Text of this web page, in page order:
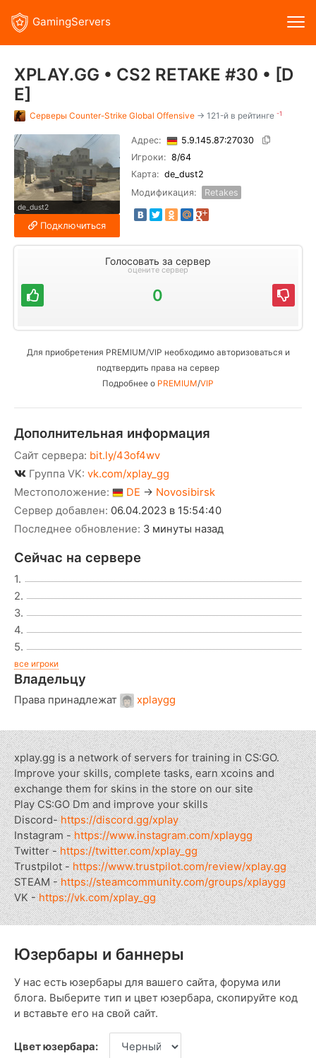
GamingServers
XPLAY.GG • CS2 RETAKE #30 • [D
E]
Серверы Counter-Strike Global Offensive → 121-й в рейтинге -1
de_dust2
Подключиться
Адрес:
5.9.145.87:27030
Игроки: 8/64
Карта: de_dust2
Модификация:
Retakes
Голосовать за сервер
оцените сервер
0
Для приобретения PREMIUM/VIP необходимо авторизоваться и
подтвердить права на сервер
Подробнее о PREMIUM/VIP
Дополнительная информация
Сайт сервера: bit.ly/43of4wv
Группа VK: vk.com/xplay_gg
Местоположение:
DE → Novosibirsk
Сервер добавлен: 06.04.2023 в 15:54:40
Последнее обновление: 3 минуты назад
Сейчас на сервере
1.
2.
3.
4.
5.
все игроки
Владельцу
Права принадлежат xplaygg
xplay.gg is a network of servers for training in CS:GO.
Improve your skills, complete tasks, earn xcoins and
exchange them for skins in the store on our site
Play CS:GO Dm and improve your skills
Discord-https://discord.gg/xplay
Instagram -https://www.instagram.com/xplaygg
Twitter -https://twitter.com/xplay_gg
Trustpilot -https://www.trustpilot.com/review/xplay.gg
STEAM -https://steamcommunity.com/groups/xplaygg
VK -https://vk.com/xplay_gg
Юзербары и баннеры
У нас есть юзербары для вашего сайта, форума или
блога. Выберите тип и цвет юзербара, скопируйте код
и вставьте его на свой сайт.
Цвет юзербара: